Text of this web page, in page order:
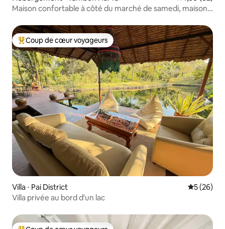
Maison confortable à côté du marché de samedi, maison
Coups de cœur voyageurs les plus appréciés
Coup de cœur voyageurs
Villa ⋅ Pai District
5 (26)
Villa privée au bord d'un lac